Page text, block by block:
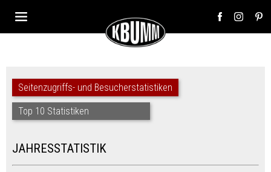
Seitenzugriffs- und Besucherstatistiken
Top 10 Statistiken
JAHRESSTATISTIK